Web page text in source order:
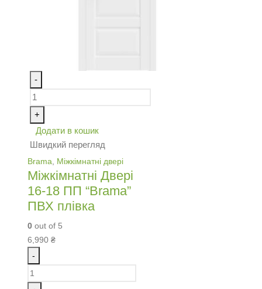
-
+
Додати в кошик
Швидкий перегляд
Brama Міжкімнатні двері
Міжкімнатні Двері
16-18 ПП “Brama”
ПВХ плівка
0 out of 5
6,990 ₴
-